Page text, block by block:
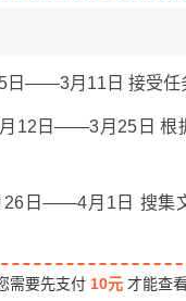
日——3月11日 接受任
12日——3月25日 根
26日——4月1日 搜集
需要先支付 10元 才能查